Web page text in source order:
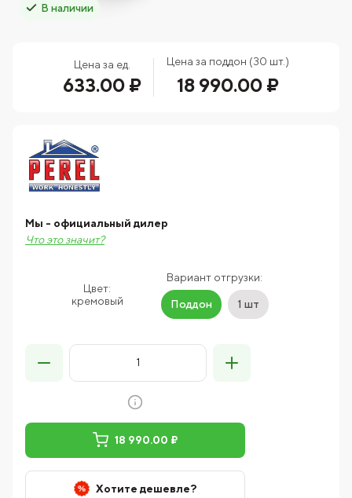
В наличии
Цена за ед.
633.00 ₽
Цена за поддон (30 шт.)
18 990.00 ₽
Цвет:
кремовый
Вариант отгрузки:
Поддон 1 шт
Мы - официальный дилер
Что это значит?
18 990.00 ₽
Хотите дешевле?